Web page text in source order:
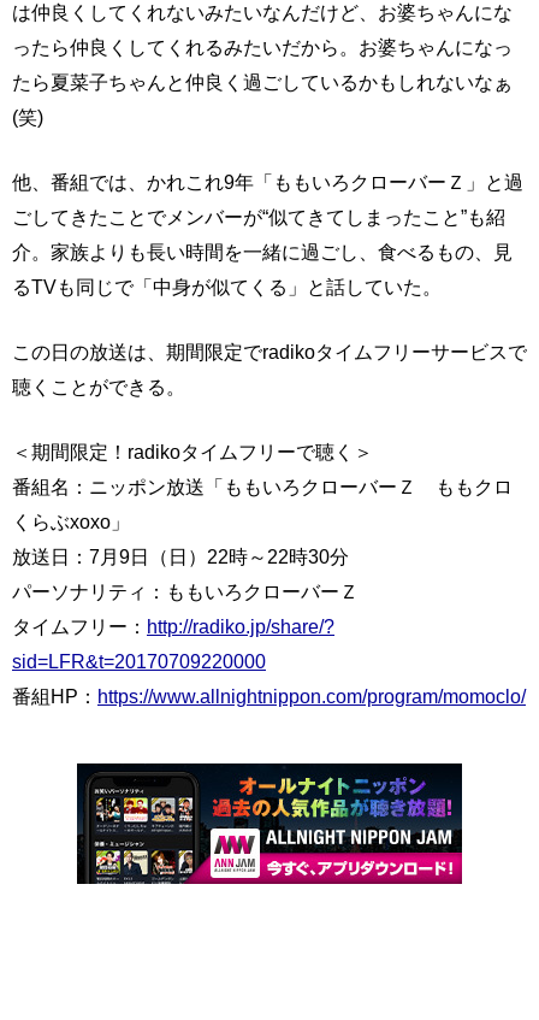
は仲良くしてくれないみたいなんだけど、お婆ちゃんにな
ったら仲良くしてくれるみたいだから。お婆ちゃんになっ
たら夏菜子ちゃんと仲良く過ごしているかもしれないなぁ
(笑)
他、番組では、かれこれ9年「ももいろクローバーＺ」と過
ごしてきたことでメンバーが“似てきてしまったこと”も紹
介。家族よりも長い時間を一緒に過ごし、食べるもの、見
るTVも同じで「中身が似てくる」と話していた。
この日の放送は、期間限定でradikoタイムフリーサービスで
聴くことができる。
＜期間限定！radikoタイムフリーで聴く＞
番組名：ニッポン放送「ももいろクローバーＺ ももクロ
くらぶxoxo」
放送日：7月9日（日）22時～22時30分
パーソナリティ：ももいろクローバーＺ
タイムフリー： http://radiko.jp/share/?
sid=LFR&t=20170709220000
番組HP： https://www.allnightnippon.com/program/momoclo/